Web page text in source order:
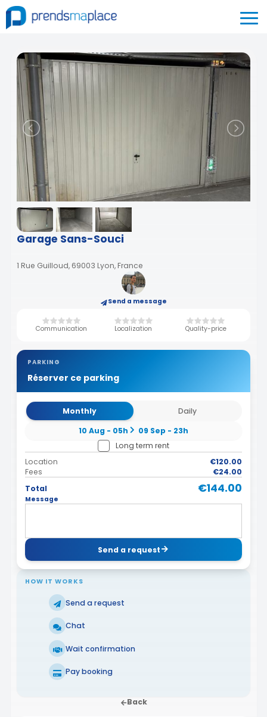
Garage Sans-Souci
1 Rue Guilloud, 69003 Lyon, France
Send a message
Communication Localization Quality-price
PARKING
Réserver ce parking
Monthly
Daily
10 Aug - 05h
09 Sep - 23h
Long term rent
Location
€120.00
Fees
€24.00
Total
€144.00
Message
Send a request
HOW IT WORKS
Send a request
Chat
Wait confirmation
Pay booking
Back